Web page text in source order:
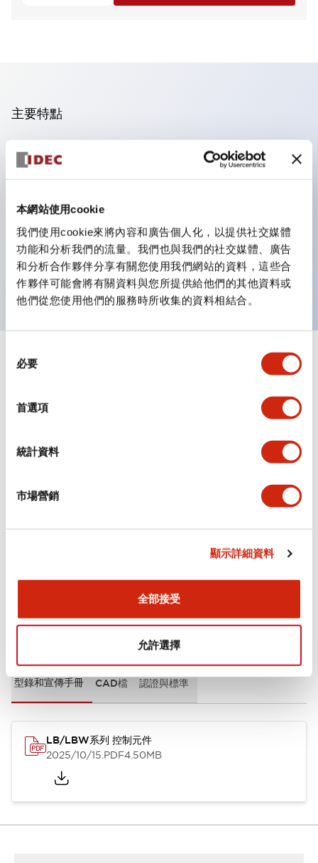
本網站使用cookie
我們使用cookie來將內容和廣告個人化，以提供社交媒體
功能和分析我們的流量。我們也與我們的社交媒體、廣告
和分析合作夥伴分享有關您使用我們網站的資料，這些合
作夥伴可能會將有關資料與您所提供給他們的其他資料或
他們從您使用他們的服務時所收集的資料相結合。
必要
首選項
統計資料
市場營銷
顯示詳細資料
全部接受
允許選擇
主要特點
操作面板的凹凸減少，呈現銳利感。
支援分離型／單板式
優秀的防水性能。保護結構IP65
按鈕開關、選擇開關、帶鎖選擇開關最多3c接點。
邊框顏色有黑色與金屬色兩種。
LED照明帶來明亮且清晰的照明面
規格 顯示全部 +
文件和檔案
型錄和宣傳手冊 CAD檔 認證與標準
LB/LBW系列 控制元件
2025/10/15.PDF4.50MB